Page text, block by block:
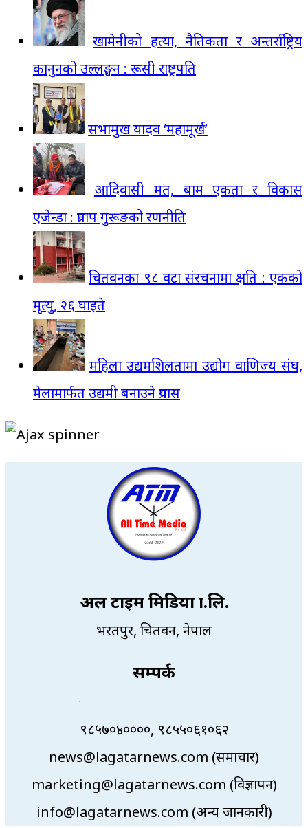
खामेनीको हत्या, नैतिकता र अन्तर्राष्ट्रिय
कानुनको उल्लङ्घन : रूसी राष्ट्रपति
सभामुख यादव ‘महामूर्ख’
आदिवासी मत, बाम एकता र विकास
एजेन्डा : प्रताप गुरूङको रणनीति
चितवनका ९८ वटा संरचनामा क्षति : एकको
मृत्यु, २६ घाइते
महिला उद्यमशिलतामा उद्योग वाणिज्य संघ,
मेलामार्फत उद्यमी बनाउने प्रयास
अल टाइम मिडिया प्रा.लि.
भरतपुर, चितवन, नेपाल
सम्पर्क
९८५७०४००००, ९८५५०६१०६२
news@lagatarnews.com (समाचार)
marketing@lagatarnews.com (विज्ञापन)
info@lagatarnews.com (अन्य जानकारी)